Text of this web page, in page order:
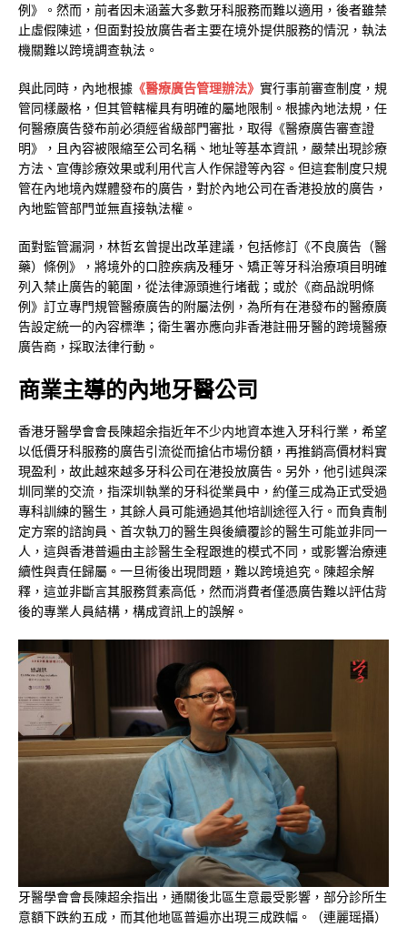
例》。然而，前者因未涵蓋大多數牙科服務而難以適用，後者雖禁
止虛假陳述，但面對投放廣告者主要在境外提供服務的情況，執法
機關難以跨境調查執法。
與此同時，內地根據 《醫療廣告管理辦法》 實行事前審查制度，規
管同樣嚴格，但其管轄權具有明確的屬地限制。根據內地法規，任
何醫療廣告發布前必須經省級部門審批，取得《醫療廣告審查證
明》，且內容被限縮至公司名稱、地址等基本資訊，嚴禁出現診療
方法、宣傳診療效果或利用代言人作保證等內容。但這套制度只規
管在內地境內媒體發布的廣告，對於內地公司在香港投放的廣告，
內地監管部門並無直接執法權。
面對監管漏洞，林哲玄曾提出改革建議，包括修訂《不良廣告（醫
藥）條例》，將境外的口腔疾病及種牙、矯正等牙科治療項目明確
列入禁止廣告的範圍，從法律源頭進行堵截；或於《商品說明條
例》訂立專門規管醫療廣告的附屬法例，為所有在港發布的醫療廣
告設定統一的內容標準；衛生署亦應向非香港註冊牙醫的跨境醫療
廣告商，採取法律行動。
商業主導的內地牙醫公司
香港牙醫學會會長陳超余指近年不少内地資本進入牙科行業，希望
以低價牙科服務的廣告引流從而搶佔市場份額，再推銷高價材料實
現盈利，故此越來越多牙科公司在港投放廣告。另外，他引述與深
圳同業的交流，指深圳執業的牙科從業員中，約僅三成為正式受過
專科訓練的醫生，其餘人員可能通過其他培訓途徑入行。而負責制
定方案的諮詢員、首次執刀的醫生與後續覆診的醫生可能並非同一
人，這與香港普遍由主診醫生全程跟進的模式不同，或影響治療連
續性與責任歸屬。一旦術後出現問題，難以跨境追究。陳超余解
釋，這並非斷言其服務質素高低，然而消費者僅憑廣告難以評估背
後的專業人員結構，構成資訊上的誤解。
牙醫學會會長陳超余指出，通關後北區生意最受影響，部分診所生
意額下跌約五成，而其他地區普遍亦出現三成跌幅。（連麗瑶攝）